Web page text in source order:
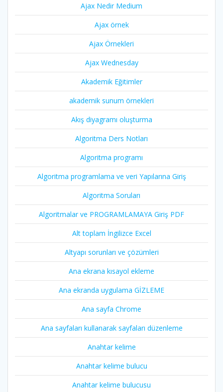
Ajax Nedir Medium
Ajax örnek
Ajax Örnekleri
Ajax Wednesday
Akademik Eğitimler
akademik sunum örnekleri
Akış diyagramı oluşturma
Algoritma Ders Notları
Algoritma programı
Algoritma programlama ve veri Yapılarına Giriş
Algoritma Soruları
Algoritmalar ve PROGRAMLAMAYA Giriş PDF
Alt toplam İngilizce Excel
Altyapı sorunları ve çözümleri
Ana ekrana kısayol ekleme
Ana ekranda uygulama GİZLEME
Ana sayfa Chrome
Ana sayfaları kullanarak sayfaları düzenleme
Anahtar kelime
Anahtar kelime bulucu
Anahtar kelime bulucusu